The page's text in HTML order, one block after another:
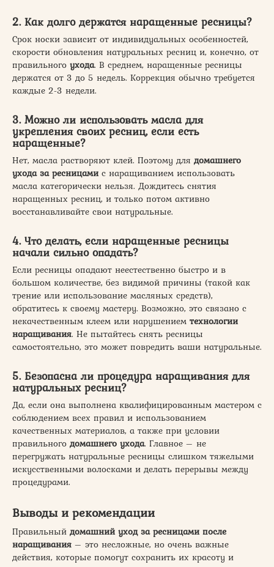
2. Как долго держатся наращенные ресницы?
Срок носки зависит от индивидуальных особенностей,
скорости обновления натуральных ресниц и, конечно, от
правильного ухода. В среднем, наращенные ресницы
держатся от 3 до 5 недель. Коррекция обычно требуется
каждые 2-3 недели.
3. Можно ли использовать масла для
укрепления своих ресниц, если есть
наращенные?
Нет, масла растворяют клей. Поэтому для домашнего
ухода за ресницамис наращиванием использовать
масла категорически нельзя. Дождитесь снятия
наращенных ресниц, и только потом активно
восстанавливайте свои натуральные.
4. Что делать, если наращенные ресницы
начали сильно опадать?
Если ресницы опадают неестественно быстро и в
большом количестве, без видимой причины (такой как
трение или использование масляных средств),
обратитесь к своему мастеру. Возможно, это связано с
некачественным клеем или нарушением технологии
наращивания. Не пытайтесь снять ресницы
самостоятельно, это может повредить ваши натуральные.
5. Безопасна ли процедура наращивания для
натуральных ресниц?
Да, если она выполнена квалифицированным мастером с
соблюдением всех правил и использованием
качественных материалов, а также при условии
правильного домашнего ухода. Главное – не
перегружать натуральные ресницы слишком тяжелыми
искусственными волосками и делать перерывы между
процедурами.
Выводы и рекомендации
Правильный домашний уход за ресницами после
наращивания – это несложные, но очень важные
действия, которые помогут сохранить их красоту и